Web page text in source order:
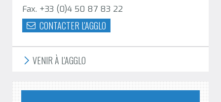
Fax. +33 (0)4 50 87 83 22
CONTACTER L'AGGLO
VENIR À L'AGGLO